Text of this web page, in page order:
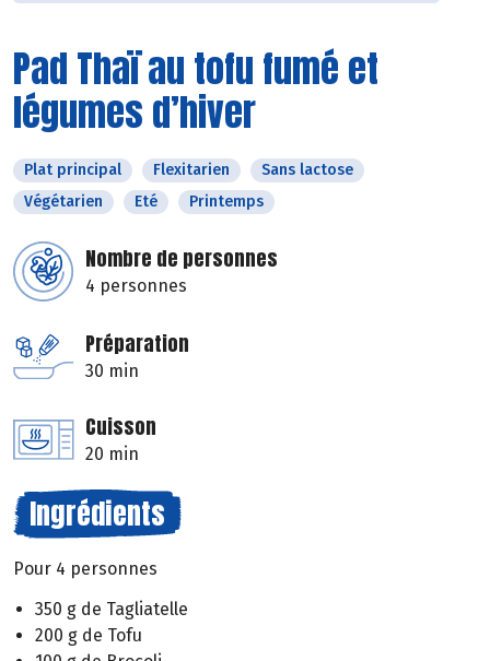
Pad Thaï au tofu fumé et
légumes d’hiver
Plat principal Flexitarien
Sans lactose
Végétarien
Eté Printemps
Nombre de personnes
4 personnes
Préparation
30 min
Cuisson
20 min
Ingrédients
Pour 4 personnes
350 g de Tagliatelle
200 g de Tofu